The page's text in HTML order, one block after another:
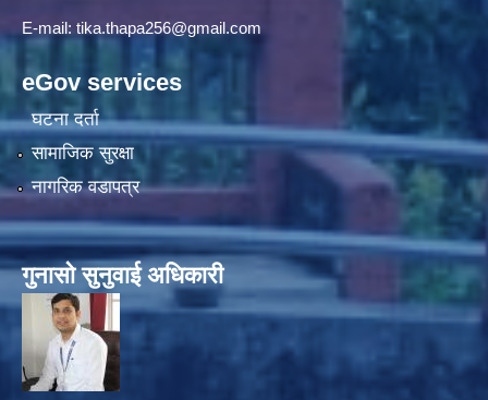
E-mail: tika.thapa256@gmail.com
eGov services
घटना दर्ता
सामाजिक सुरक्षा
नागरिक वडापत्र
गुनासाे सुनुवाई अधिकारी